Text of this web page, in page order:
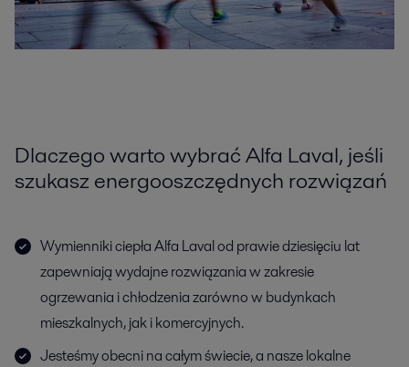
Dlaczego warto wybrać Alfa Laval, jeśli
szukasz energooszczędnych rozwiązań
Wymienniki ciepła Alfa Laval od prawie dziesięciu lat
zapewniają wydajne rozwiązania w zakresie
ogrzewania i chłodzenia zarówno w budynkach
mieszkalnych, jak i komercyjnych.
Jesteśmy obecni na całym świecie, a nasze lokalne